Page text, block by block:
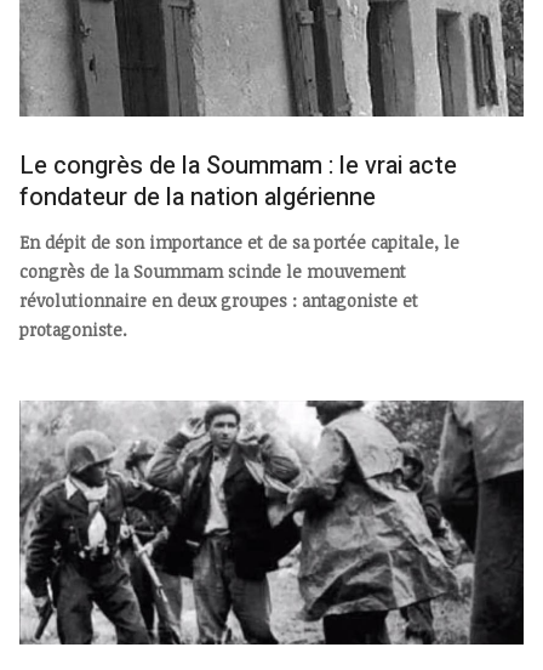
Le congrès de la Soummam : le vrai acte
fondateur de la nation algérienne
En dépit de son importance et de sa portée capitale, le
congrès de la Soummam scinde le mouvement
révolutionnaire en deux groupes : antagoniste et
protagoniste.